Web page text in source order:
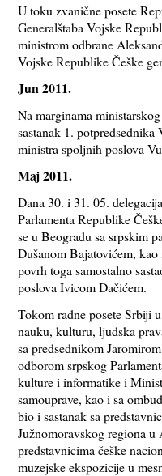
U toku zvanične posete
Generalštaba Vojske
ministrom odbrane
Vojske Republike Češke
Jun 2011.
Na marginama
sastanak 1.
ministra spoljnih poslova
Maj 2011.
Dana 30. i 31. 05.
Parlamenta Republike
se u Beogradu sa srpskim
Dušanom Bajatovićem,
povrh toga samostalno
poslova Ivicom Dačićem.
Tokom radne posete Srbiji
nauku, kulturu, ljudska
sa predsednikom
odborom srpskog
kulture i informatike i
samouprave, kao i sa
bio i sastanak sa
Južnomoravskog regiona u
predstavnicima češke
muzejske ekspozicije u